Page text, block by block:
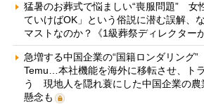
猛暑のお葬式で悩ましい“喪服問題” 女
ていけばOK」という俗説に潜む誤解、
マストなのか？《1級葬祭ディレクター
急増する中国企業の“国籍ロンダリング”
Temu…本社機能を海外に移転させ、ト
う 現地人を隠れ蓑にした中国企業の農
懸念も